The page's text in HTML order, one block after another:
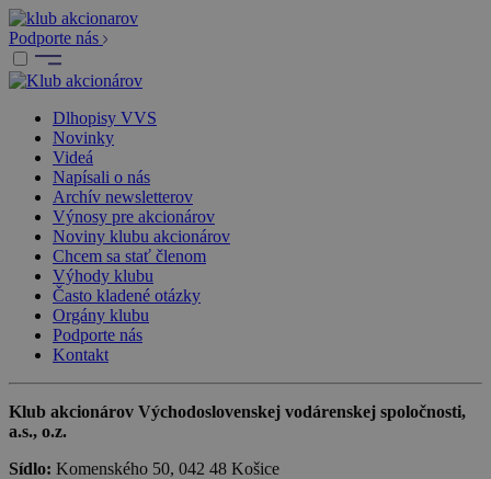
Podporte nás
Dlhopisy VVS
Novinky
Videá
Napísali o nás
Archív newsletterov
Výnosy pre akcionárov
Noviny klubu akcionárov
Chcem sa stať členom
Výhody klubu
Často kladené otázky
Orgány klubu
Podporte nás
Kontakt
Klub akcionárov Východoslovenskej vodárenskej spoločnosti,
a.s., o.z.
Sídlo: Komenského 50, 042 48 Košice